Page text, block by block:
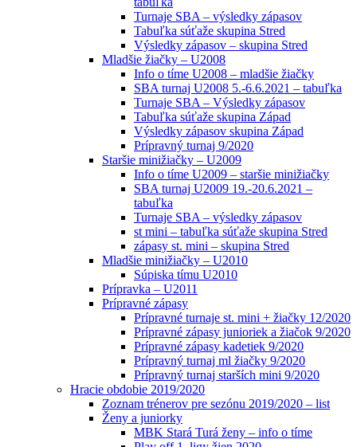
Turnaje SBA – výsledky zápasov
Tabuľka súťaže skupina Stred
Výsledky zápasov – skupina Stred
Mladšie žiačky – U2008
Info o tíme U2008 – mladšie žiačky
SBA turnaj U2008 5.-6.6.2021 – tabuľka
Turnaje SBA – Výsledky zápasov
Tabuľka súťaže skupina Západ
Výsledky zápasov skupina Západ
Prípravný turnaj 9/2020
Staršie minižiačky – U2009
Info o tíme U2009 – staršie minižiačky
SBA turnaj U2009 19.-20.6.2021 –
tabuľka
Turnaje SBA – výsledky zápasov
st mini – tabuľka súťaže skupina Stred
zápasy st. mini – skupina Stred
Mladšie minižiačky – U2010
Súpiska tímu U2010
Prípravka – U2011
Prípravné zápasy
Prípravné turnaje st. mini + žiačky 12/2020
Prípravné zápasy junioriek a žiačok 9/2020
Prípravné zápasy kadetiek 9/2020
Prípravný turnaj ml žiačky 9/2020
Prípravný turnaj starších mini 9/2020
Hracie obdobie 2019/2020
Zoznam trénerov pre sezónu 2019/2020 – list
Ženy a juniorky
MBK Stará Turá ženy – info o tíme